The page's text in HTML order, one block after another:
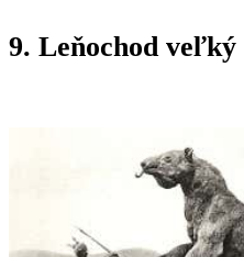
9. Leňochod